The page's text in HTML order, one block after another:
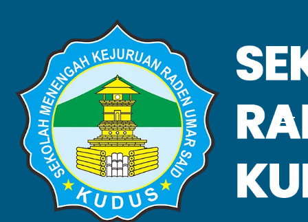
VALIDASI SKL
Validasi SKL